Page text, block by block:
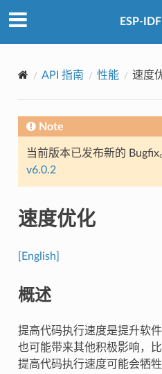
ESP-
API 指南 性能 速度
Note
当前版本已发布新的
v6.0.2
速度优化
[English]
概述
提高代码执行速度是提升软
也可能带来其他积极影响，
提高代码执行速度可能会牺